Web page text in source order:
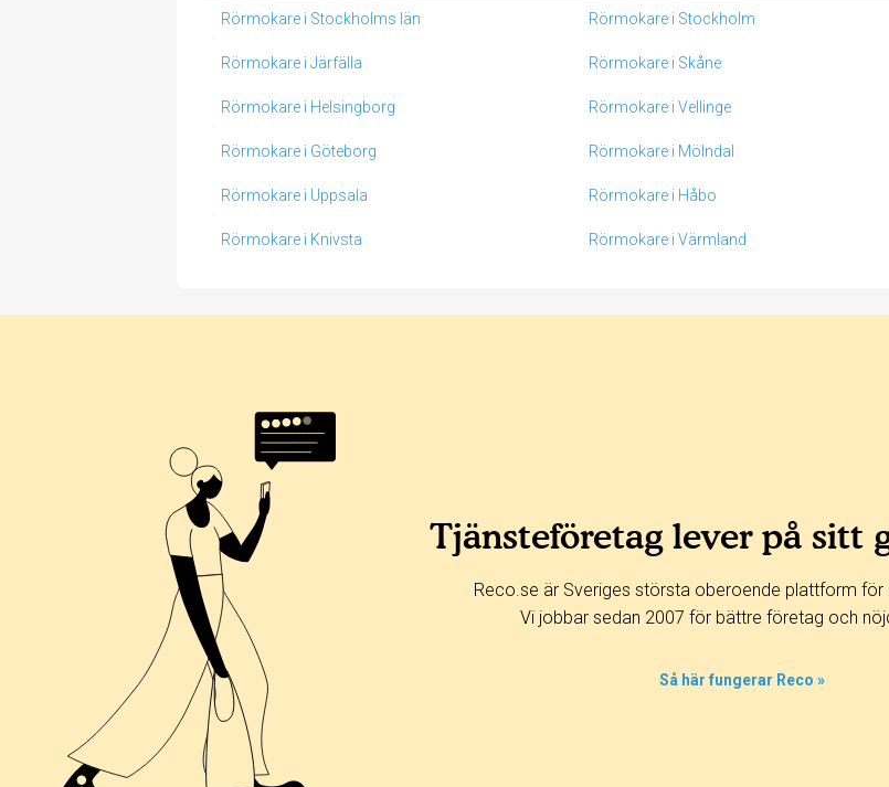
Rörmokare i Stockholms län Rörmokare i Stockholm
Rörmokare i Järfälla Rörmokare i Skåne
Rörmokare i Helsingborg Rörmokare i Vellinge
Rörmokare i Göteborg Rörmokare i Mölndal
Rörmokare i Uppsala Rörmokare i Håbo
Rörmokare i Knivsta Rörmokare i Värmland
365 dagar 90 dagar
30 dagar
Tjänsteföretag lever på sitt
Reco.se är Sveriges största oberoende plattform för
Vi jobbar sedan 2007 för bättre företag och
Så här fungerar Reco »